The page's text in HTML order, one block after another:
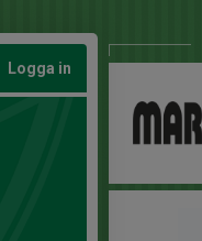
Logga in